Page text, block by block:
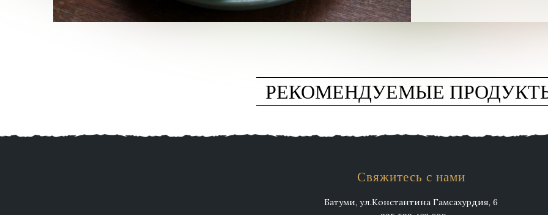
РЕКОМЕНДУЕМЫЕ
Свяжитесь с нами
Батуми, ул.Константина Гамсахурдия, 6